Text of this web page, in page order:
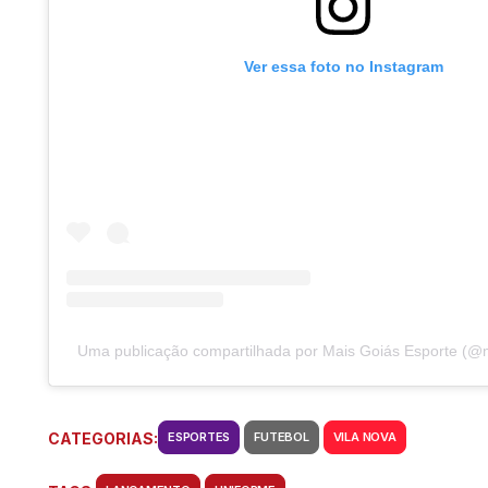
Ver essa foto no Instagram
Uma publicação compartilhada por Mais Goiás Esporte
CATEGORIAS: ESPORTES FUTEBOL VILA NOVA